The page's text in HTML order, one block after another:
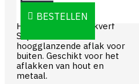
BESTELLEN
Herfst & Helder Lakverf
Superieur is een
hoogglanzende aflak voor
buiten. Geschikt voor het
aflakken van hout en
metaal.